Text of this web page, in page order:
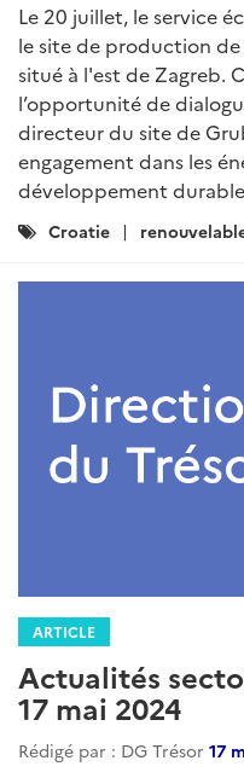
Le 20 juillet, le service
le site de production
situé à l'est de Zagreb.
l’opportunité de
directeur du site de
engagement dans les
développement
Catégories
Croatie
ARTICLE
Actualités
17 mai 2024
Rédigé par : DG Trésor 17